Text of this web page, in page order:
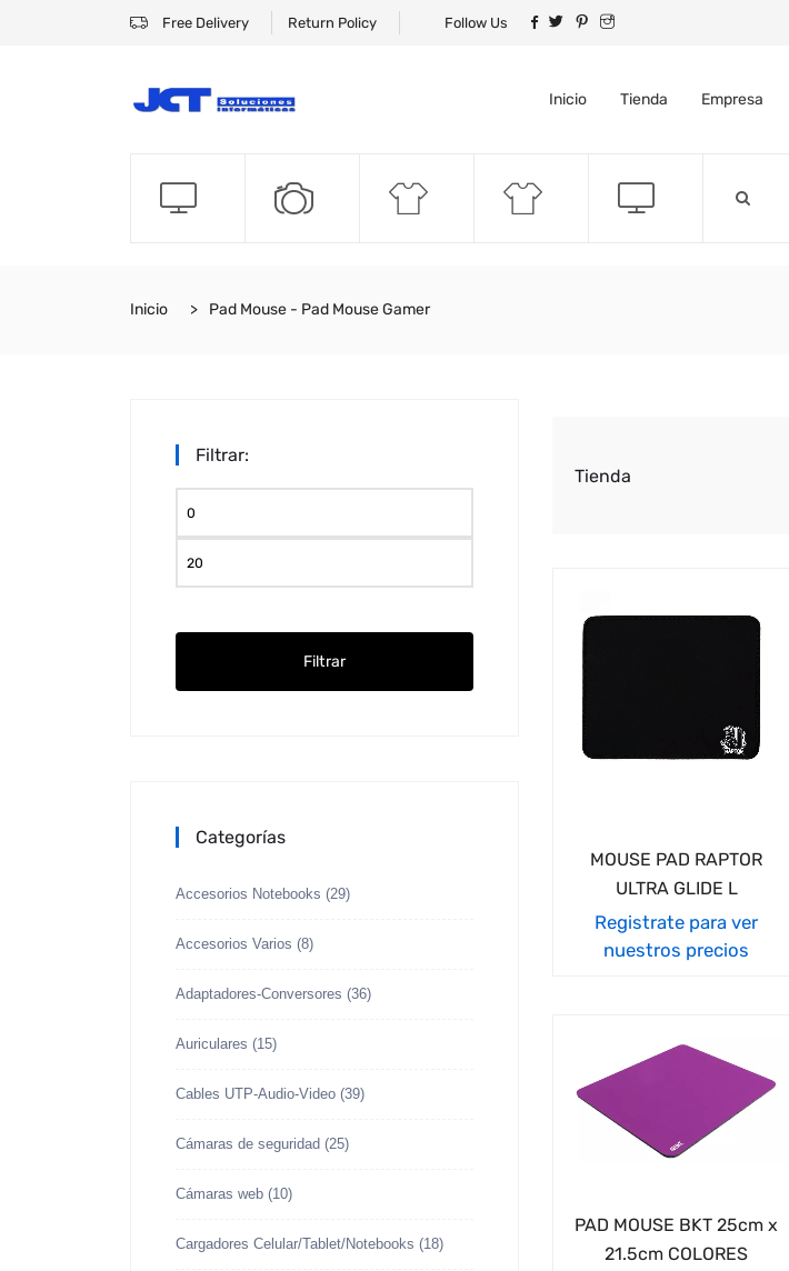
Free Delivery Return Policy Follow Us
Inicio Tienda Empresa
Inicio Pad Mouse - Pad Mouse Gamer
Filtrar:
máximo
Filtrar
Categorías
Accesorios Notebooks (29)
Accesorios Varios (8)
Adaptadores-Conversores (36)
Auriculares (15)
Cables UTP-Audio-Video (39)
Cámaras de seguridad (25)
Cámaras web (10)
Cargadores Celular/Tablet/Notebooks (18)
Tienda
MOUSE PAD RAPTOR
ULTRA GLIDE L
Registrate para ver
nuestros precios
PAD MOUSE BKT 25cm x
21.5cm COLORES